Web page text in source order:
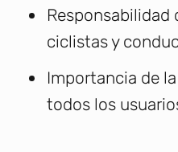
ciclistas y
Importancia de
todos los